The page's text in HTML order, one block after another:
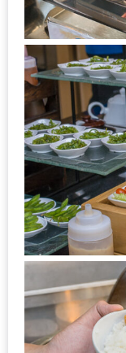
โปร
โม
ชั่
นวัน
แม่
แห่ง
ชาติ
2557
ร้าน
หมู
กระทะ
ทั่ว
เชียงใหม่
TOP30
ราคา